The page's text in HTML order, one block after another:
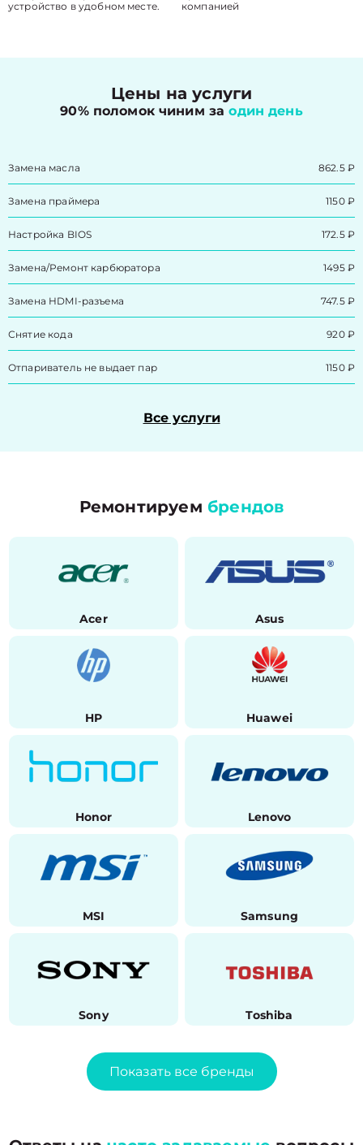
устройство в удобном месте.
компанией
Цены на услуги
90% поломок чиним заодин день
Замена масла 862.5 ₽
Замена праймера 1150 ₽
Настройка BIOS 172.5 ₽
Замена/Pемонт карбюратора 1495 ₽
Замена HDMI-разъема 747.5 ₽
Снятие кода 920 ₽
Отпариватель не выдает пар 1150 ₽
Все услуги
Ремонтируем брендов
Acer Asus
HP Huawei
Honor Lenovo
MSI Samsung
Sony Toshiba
Показать все бренды